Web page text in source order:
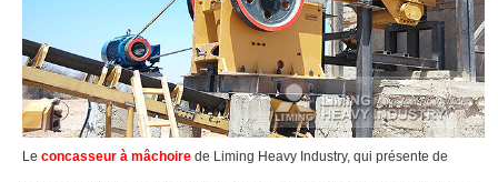
Le concasseur à mâchoire de Liming Heavy Industry, qui présente de